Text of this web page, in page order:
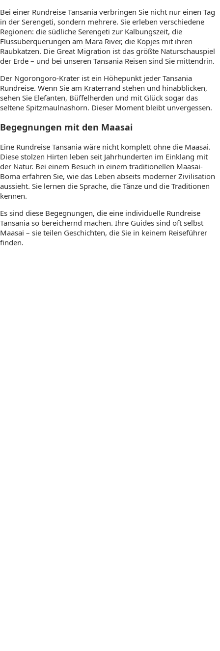
Bei einer Rundreise Tansania verbringen Sie nicht nur einen Tag
in der Serengeti, sondern mehrere. Sie erleben verschiedene
Regionen: die südliche Serengeti zur Kalbungszeit, die
Flussüberquerungen am Mara River, die Kopjes mit ihren
Raubkatzen. Die Great Migration ist das größte Naturschauspiel
der Erde – und bei unseren Tansania Reisen sind Sie mittendrin.
Der Ngorongoro-Krater ist ein Höhepunkt jeder Tansania
Rundreise. Wenn Sie am Kraterrand stehen und hinabblicken,
sehen Sie Elefanten, Büffelherden und mit Glück sogar das
seltene Spitzmaulnashorn. Dieser Moment bleibt unvergessen.
Begegnungen mit den Maasai
Eine Rundreise Tansania wäre nicht komplett ohne die Maasai.
Diese stolzen Hirten leben seit Jahrhunderten im Einklang mit
der Natur. Bei einem Besuch in einem traditionellen Maasai-
Boma erfahren Sie, wie das Leben abseits moderner Zivilisation
aussieht. Sie lernen die Sprache, die Tänze und die Traditionen
kennen.
Es sind diese Begegnungen, die eine individuelle Rundreise
Tansania so bereichernd machen. Ihre Guides sind oft selbst
Maasai – sie teilen Geschichten, die Sie in keinem Reiseführer
finden.